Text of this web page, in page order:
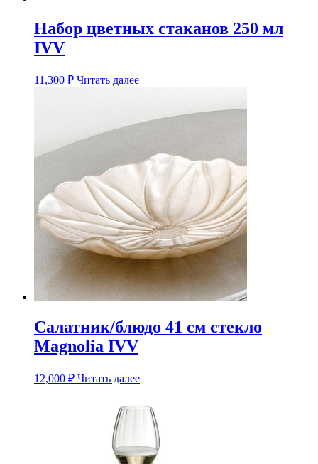
Набор цветных стаканов 250 мл
IVV
11,300 ₽ Читать далее
Салатник/блюдо 41 см стекло
Magnolia IVV
12,000 ₽ Читать далее